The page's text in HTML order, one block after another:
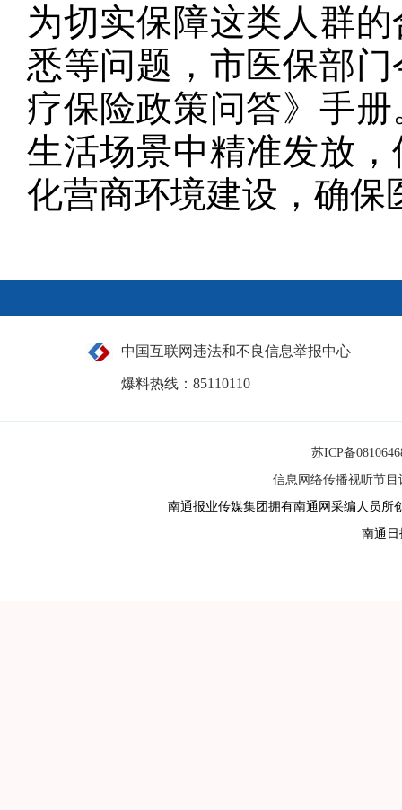
为切实保障这类人群
悉等问题，市医保部
疗保险政策问答》手
生活场景中精准发放
化营商环境建设，确保
中国互联网违法和不良信息举报中心
爆料热线：85110110
苏ICP备
信息网络传播视听节目
南通报业传媒集团拥有南通网采编人员所
南通日